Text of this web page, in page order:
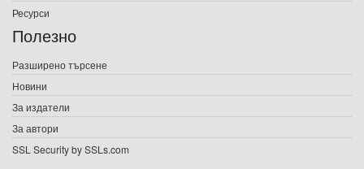
Е-списания
Подаръци
Ваучери
Ресурси
Полезно
Разширено търсене
Новини
За издатели
За автори
SSL Security by SSLs.com